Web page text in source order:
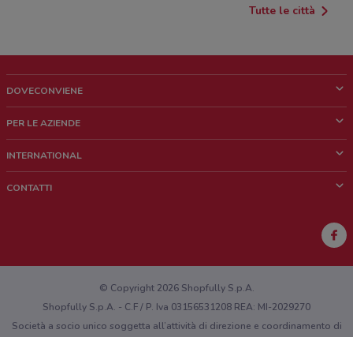
Tutte le città
DOVECONVIENE
Chi siamo
Lavora con noi
PER LE AZIENDE
Richieste commerciali e marketing
INTERNATIONAL
CONTATTI
Hai un malfunzionamento sul web o sull'app?
© Copyright 2026 Shopfully S.p.A.
Shopfully S.p.A. - C.F / P. Iva 03156531208 REA: MI-2029270
Società a socio unico soggetta all’attività di direzione e coordinamento di